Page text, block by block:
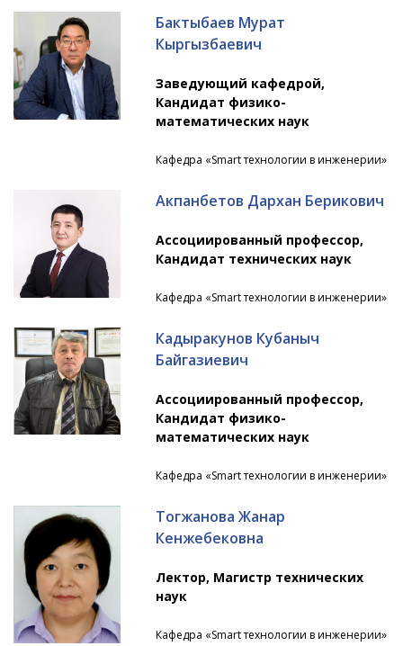
Бактыбаев Мурат
Кыргызбаевич
Заведующий кафедрой,
Кандидат физико-
математических наук
Кафедра «Smart технологии в инженерии»
Акпанбетов Дархан Берикович
Ассоциированный профессор,
Кандидат технических наук
Кафедра «Smart технологии в инженерии»
Кадыракунов Кубаныч
Байгазиевич
Ассоциированный профессор,
Кандидат физико-
математических наук
Кафедра «Smart технологии в инженерии»
Тогжанова Жанар
Кенжебековна
Лектор, Магистр технических
наук
Кафедра «Smart технологии в инженерии»